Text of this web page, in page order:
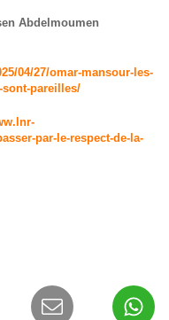
Abdelmoumen
04/27/omar-mansour-les-
pareilles/
par-le-respect-de-la-